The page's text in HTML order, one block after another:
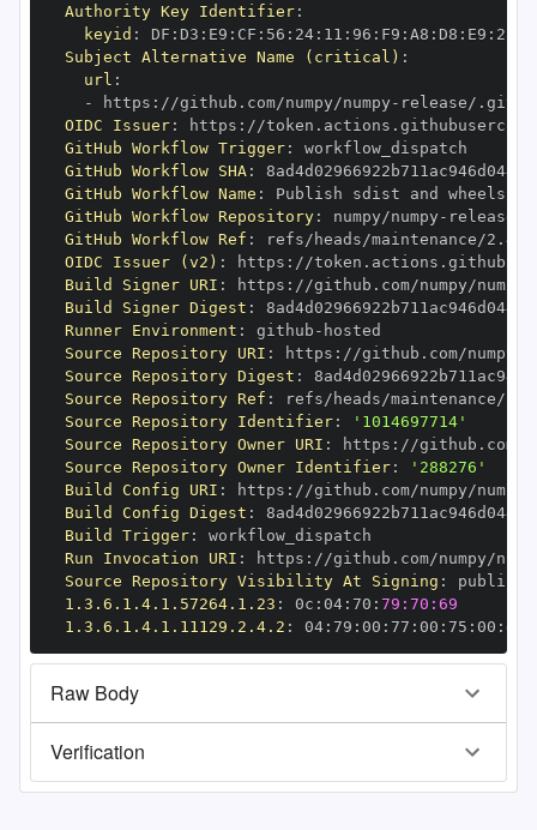
Authority Key Identifier:
keyid : DF : D3 : E9 : CF : 56 : 24: 11 : 96 : F9 : A8 : D8 : E9 : 28
Subject Alternative Name (critical) :
url :
-
https : //github.com/numpy/numpy -
OIDC Issuer: https :
GitHub Workflow Trigger:
GitHub Workflow SHA:
GitHub Workflow Name :
GitHub Workflow Repository: numpy/numpy -
GitHub Workflow Ref :
OIDC Issuer (v2) : https :
Build Signer URI : https : //github.com/numpy/numpy
Build Signer Digest :
Runner Environment : github -
Source Repository URI : https : //github.com/numpy/
Source Repository Digest :
Source Repository Ref :
Source Repository Identifier:
'1014697714'
Source Repository Owner URI : https :
Source Repository Owner Identifier:
'288276'
Build Config URI : https : //github.com/numpy/numpy
Build Config Digest :
Build Trigger:
Run Invocation URI : https : //github.com/numpy/
Source Repository Visibility At Signing :
1.3.6.1.4.1.57264.1.23 : 0c : 04: 70 : 79:70:69
1.3.6.1.4.1.11129.2.4.2 : 04: 79 : 00 : 77 : 00 : 75 : 00 : dd
Raw Body
Verification